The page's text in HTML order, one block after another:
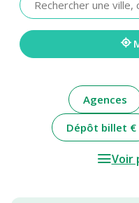
renseigner
une
adresse
Agences
Dépôt billet €
Voir